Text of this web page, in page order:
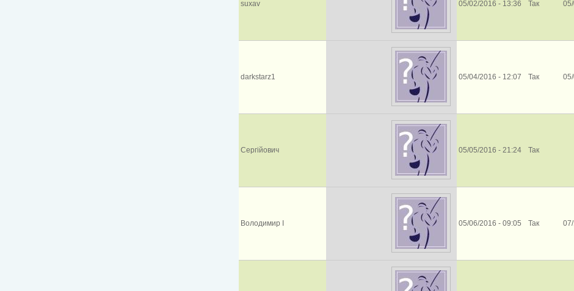
suxav 05/02/2016 - 13:36 Так
darkstarz1 05/04/2016 - 12:07 Так
Сергійович 05/05/2016 - 21:24 Так
Володимир І 05/06/2016 - 09:05 Так